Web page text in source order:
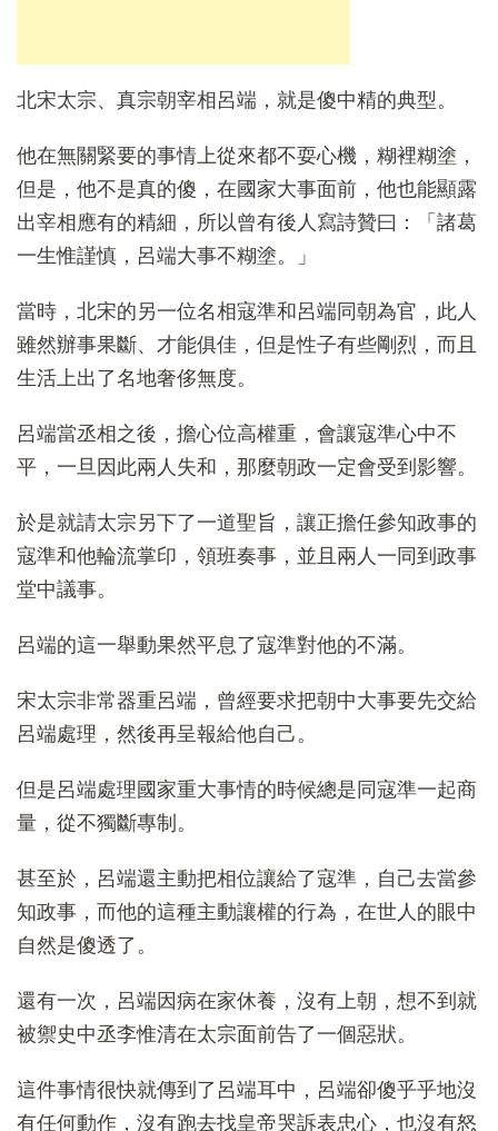
北宋太宗、真宗朝宰相呂端，就是傻中精的典型。
他在無關緊要的事情上從來都不耍心機，糊裡糊塗，
但是，他不是真的傻，在國家大事面前，他也能顯露
出宰相應有的精細，所以曾有後人寫詩贊曰：「諸葛
一生惟謹慎，呂端大事不糊塗。」
當時，北宋的另一位名相寇準和呂端同朝為官，此人
雖然辦事果斷、才能俱佳，但是性子有些剛烈，而且
生活上出了名地奢侈無度。
呂端當丞相之後，擔心位高權重，會讓寇準心中不
平，一旦因此兩人失和，那麼朝政一定會受到影響。
於是就請太宗另下了一道聖旨，讓正擔任參知政事的
寇準和他輪流掌印，領班奏事，並且兩人一同到政事
堂中議事。
呂端的這一舉動果然平息了寇準對他的不滿。
宋太宗非常器重呂端，曾經要求把朝中大事要先交給
呂端處理，然後再呈報給他自己。
但是呂端處理國家重大事情的時候總是同寇準一起商
量，從不獨斷專制。
甚至於，呂端還主動把相位讓給了寇準，自己去當參
知政事，而他的這種主動讓權的行為，在世人的眼中
自然是傻透了。
還有一次，呂端因病在家休養，沒有上朝，想不到就
被禦史中丞李惟清在太宗面前告了一個惡狀。
這件事情很快就傳到了呂端耳中，呂端卻傻乎乎地沒
有任何動作，沒有跑去找皇帝哭訴表忠心，也沒有怒